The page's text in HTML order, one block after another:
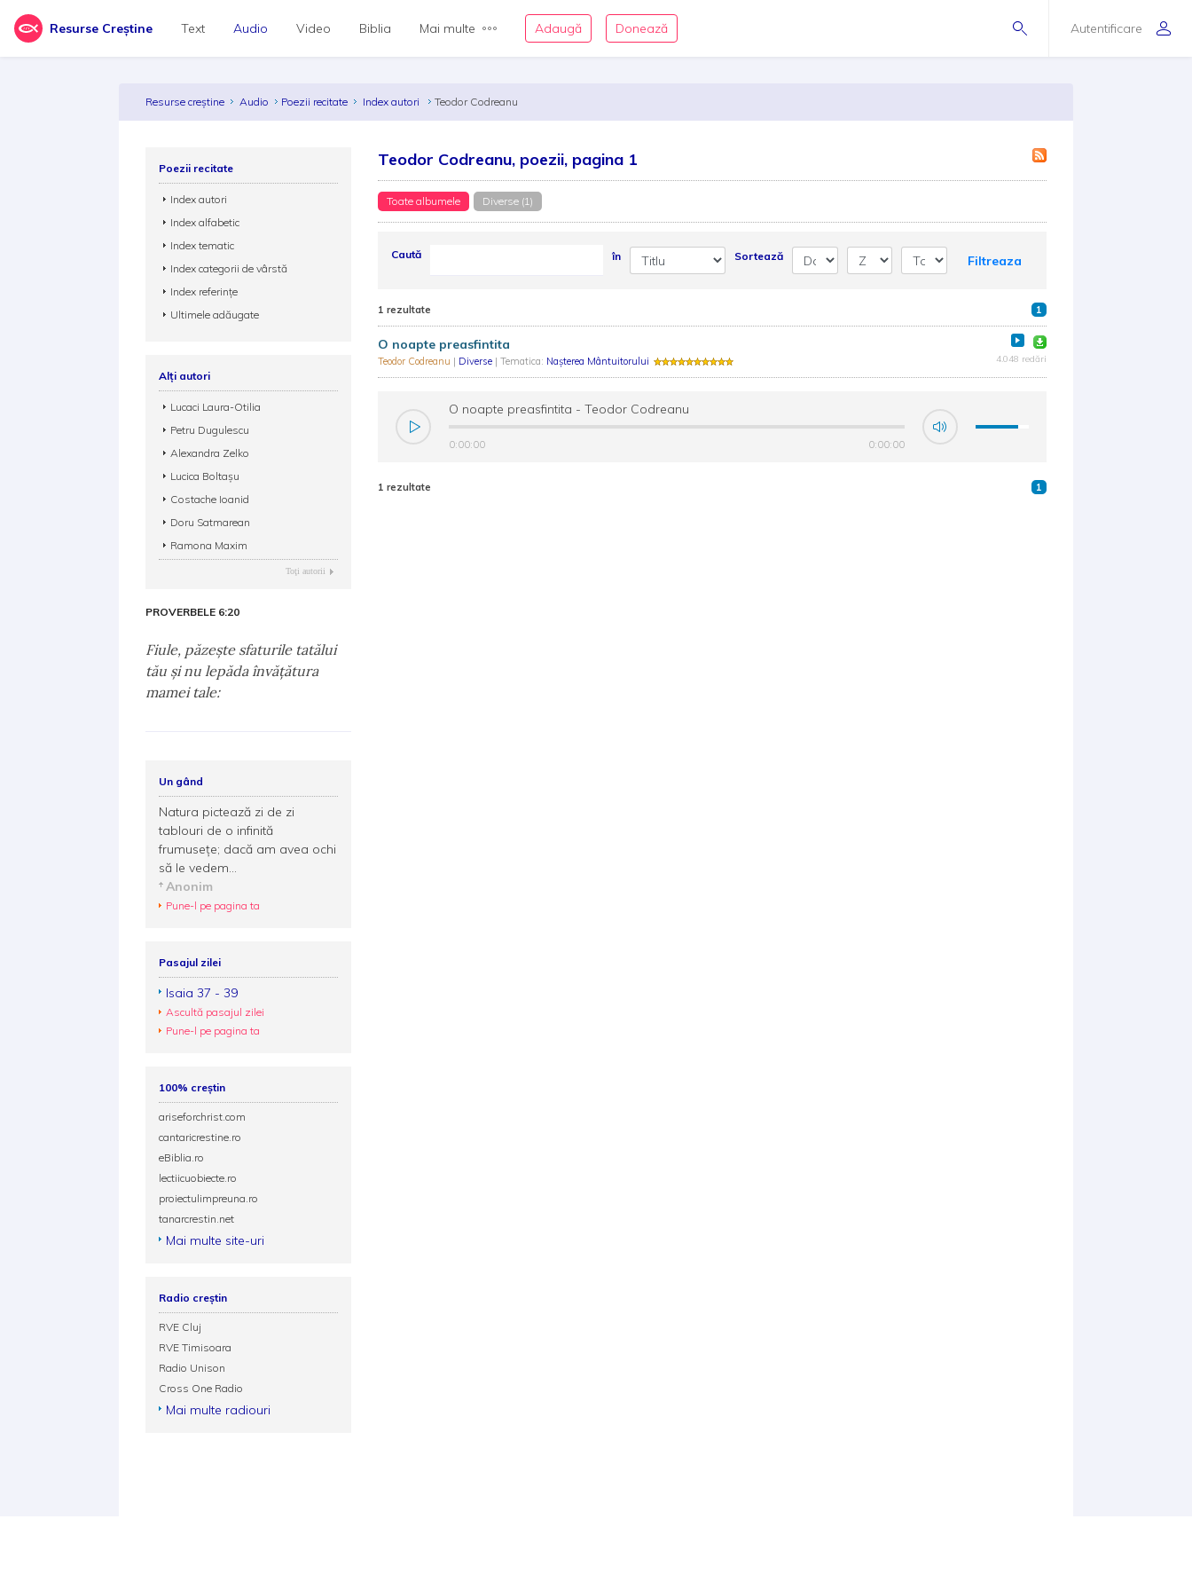
Resurse Creștine Autentificare
Text Audio Video Biblia Mai multe Adaugă Donează
Resurse creștine Audio Poezii recitate Index autori Teodor Codreanu
Teodor Codreanu, poezii, pagina 1
Toate albumele Diverse (1)
Caută în Sortează Filtreaza
1 rezultate 1
O noapte preasfintita
Teodor Codreanu | Diverse | Tematica: Nașterea Mântuitorului 4.048 redări
O noapte preasfintita - Teodor Codreanu
0:00:00 0:00:00
1 rezultate 1
Poezii recitate
Index autori
Index alfabetic
Index tematic
Index categorii de vârstă
Index referințe
Ultimele adăugate
Alți autori
Lucaci Laura-Otilia
Petru Dugulescu
Alexandra Zelko
Lucica Boltaşu
Costache Ioanid
Doru Satmarean
Ramona Maxim
Toţi autorii
PROVERBELE 6:20
Fiule, păzeşte sfaturile tatălui
tău şi nu lepăda învăţătura
mamei tale:
Un gând
Natura pictează zi de zi
tablouri de o infinită
frumuseţe; dacă am avea ochi
să le vedem...
Anonim
Pune-l pe pagina ta
Pasajul zilei
Isaia 37 - 39
Ascultă pasajul zilei
Pune-l pe pagina ta
100% creștin
ariseforchrist.com
cantaricrestine.ro
eBiblia.ro
lectiicuobiecte.ro
proiectulimpreuna.ro
tanarcrestin.net
Mai multe site-uri
Radio creștin
RVE Cluj
RVE Timisoara
Radio Unison
Cross One Radio
Mai multe radiouri